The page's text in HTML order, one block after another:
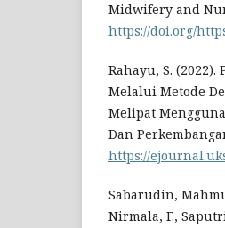
Midwifery and
https://doi.org/
Rahayu, S.
Melalui Metode
Melipat
Dan
https://
Sabarudin,
Nirmala, F.,